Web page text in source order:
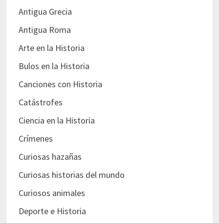
Antigua Grecia
Antigua Roma
Arte en la Historia
Bulos en la Historia
Canciones con Historia
Catástrofes
Ciencia en la Historia
Crímenes
Curiosas hazañas
Curiosas historias del mundo
Curiosos animales
Deporte e Historia